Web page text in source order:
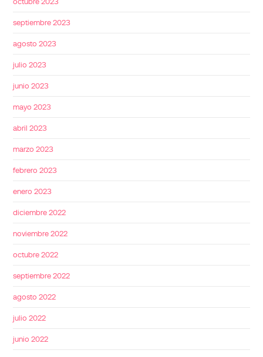
septiembre 2023
agosto 2023
julio 2023
junio 2023
mayo 2023
abril 2023
marzo 2023
febrero 2023
enero 2023
diciembre 2022
noviembre 2022
octubre 2022
septiembre 2022
agosto 2022
julio 2022
junio 2022